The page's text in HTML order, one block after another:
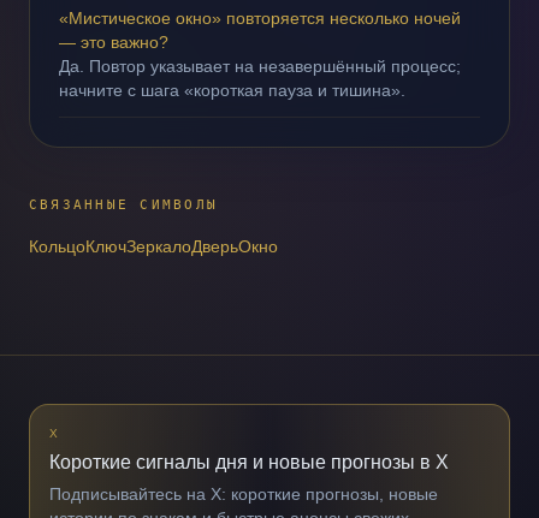
«Мистическое окно» повторяется несколько ночей
— это важно?
Да. Повтор указывает на незавершённый процесс;
начните с шага «короткая пауза и тишина».
СВЯЗАННЫЕ СИМВОЛЫ
КольцоКлючЗеркалоДверьОкно
X
Короткие сигналы дня и новые прогнозы в X
Подписывайтесь на X: короткие прогнозы, новые